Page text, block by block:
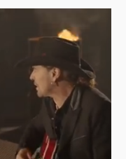
a éste nuestro
you to our Blog)
Jerk and the Reds in